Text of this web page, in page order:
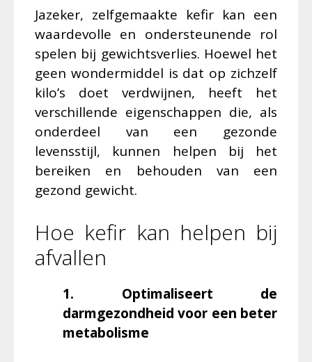
Jazeker, zelfgemaakte kefir kan een
waardevolle en ondersteunende rol
spelen bij gewichtsverlies. Hoewel het
geen wondermiddel is dat op zichzelf
kilo’s doet verdwijnen, heeft het
verschillende eigenschappen die, als
onderdeel van een gezonde
levensstijl, kunnen helpen bij het
bereiken en behouden van een
gezond gewicht.
Hoe kefir kan helpen bij
afvallen
1. Optimaliseert de
darmgezondheid voor een beter
metabolisme